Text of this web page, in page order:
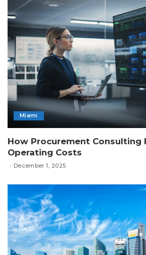
Miami
How Procurement Consulting
Operating Costs
December 1, 2025